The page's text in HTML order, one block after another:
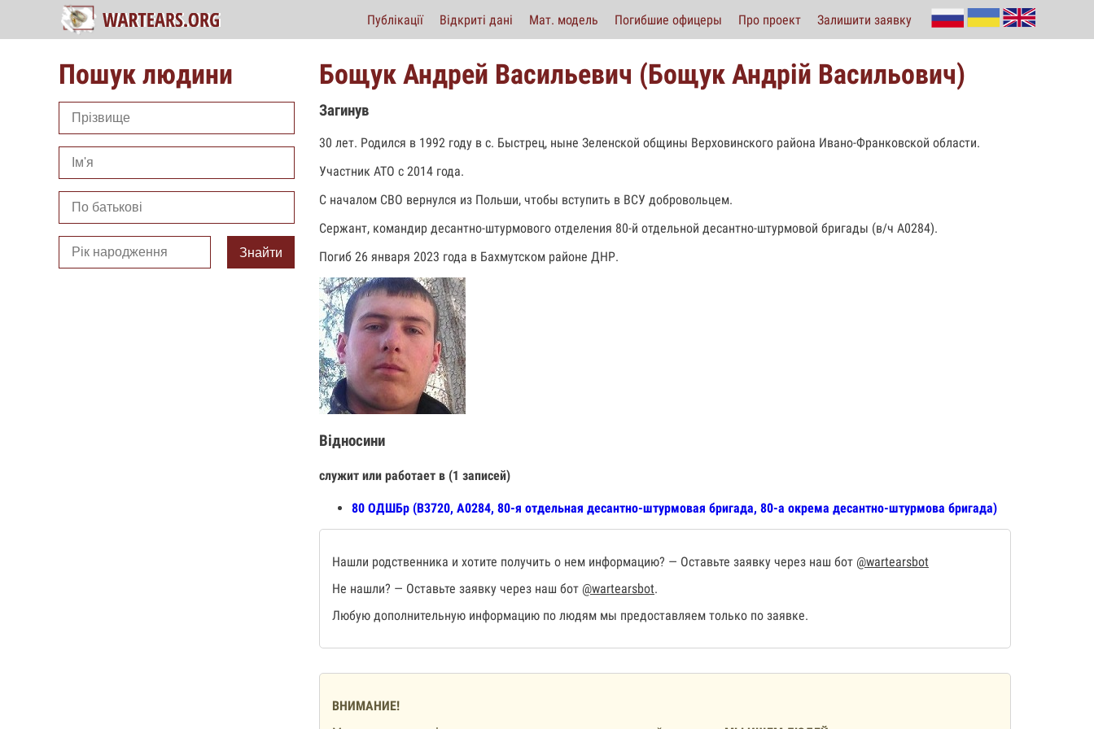
Публікації Відкриті дані Мат. модель Погибшие офицеры Про проект Залишити заявку
Пошук людини
Знайти
Бощук Андрей Васильевич (Бощук Андрій Васильович)
Загинув
30 лет. Родился в 1992 году в с. Быстрец, ныне Зеленской общины Верховинского района Ивано-Франковской области.
Участник АТО с 2014 года.
С началом СВО вернулся из Польши, чтобы вступить в ВСУ добровольцем.
Сержант, командир десантно-штурмового отделения 80-й отдельной десантно-штурмовой бригады (в/ч А0284).
Погиб 26 января 2023 года в Бахмутском районе ДНР.
Відносини
служит или работает в (1 записей)
80 ОДШБр (В3720, А0284, 80-я отдельная десантно-штурмовая бригада, 80-а окрема десантно-штурмова бригада)
Нашли родственника и хотите получить о нем информацию? — Оставьте заявку через наш бот @wartearsbot
Не нашли? — Оставьте заявку через наш бот @wartearsbot.
Любую дополнительную информацию по людям мы предоставляем только по заявке.
ВНИМАНИЕ!